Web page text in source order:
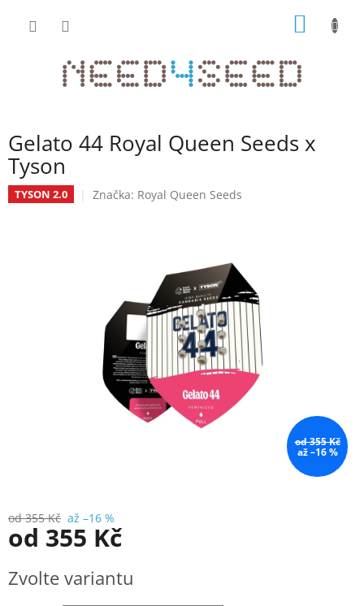
Gelato 44 Royal Queen Seeds x
Tyson
TYSON 2.0 Značka: Royal Queen Seeds
od 355 Kč
až –16 %
od 355 Kč až –16 %
od 355 Kč
cena:
Zvolte variantu